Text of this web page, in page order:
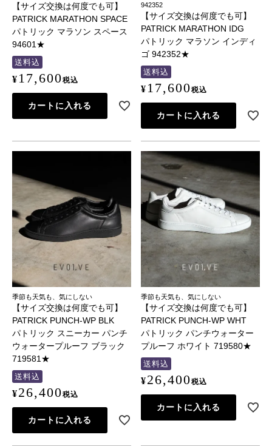
【サイズ交換は何度でも可】
PATRICK MARATHON SPACE
パトリック マラソン スペース
94601★
送料込
¥ 17,600税込
カートに入れる
942352
【サイズ交換は何度でも可】
PATRICK MARATHON IDG
パトリック マラソン インディ
ゴ 942352★
送料込
¥ 17,600税込
カートに入れる
季節も天気も、気にしない
【サイズ交換は何度でも可】
PATRICK PUNCH-WP BLK
パトリック スニーカー パンチ
ウォータープルーフ ブラック
719581★
送料込
¥26,400税込
カートに入れる
季節も天気も、気にしない
【サイズ交換は何度でも可】
PATRICK PUNCH-WP WHT
パトリック パンチウォーター
プルーフ ホワイト 719580★
送料込
¥26,400税込
カートに入れる